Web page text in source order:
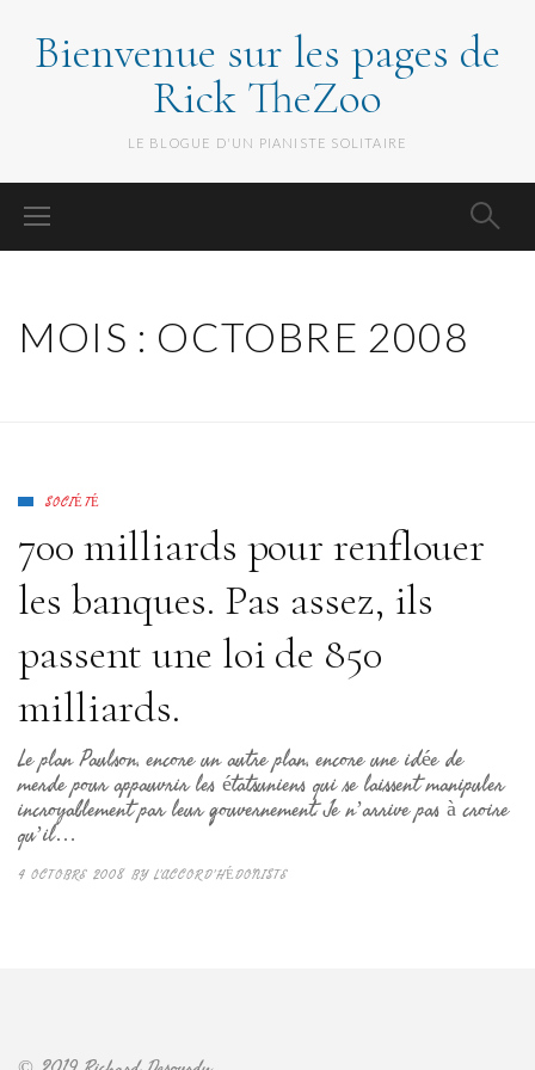
Bienvenue sur les pages de
Rick TheZoo
LE BLOGUE D'UN PIANISTE SOLITAIRE
MOIS : OCTOBRE 2008
SOCIÉTÉ
700 milliards pour renflouer
les banques. Pas assez, ils
passent une loi de 850
milliards.
Le plan Paulson, encore un autre plan, encore une idée de
merde pour appauvrir les étatsuniens qui se laissent manipuler
incroyablement par leur gouvernement. Je n’arrive pas à croire
qu’il…
4 OCTOBRE 2008 BY L'ACCORD'HÉDONISTE